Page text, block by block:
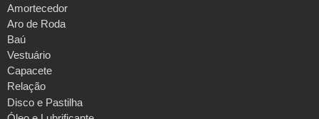
Amortecedor
Aro de Roda
Baú
Vestuário
Capacete
Relação
Disco e Pastilha